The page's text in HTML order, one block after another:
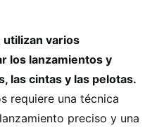
utilizan varios
los lanzamientos y
las cintas y las pelotas.
requiere una técnica
preciso y una